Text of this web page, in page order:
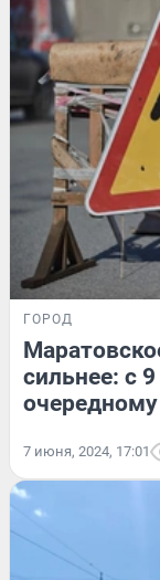
ГОРОД
сильнее: с
7 июня, 2024, 17:01